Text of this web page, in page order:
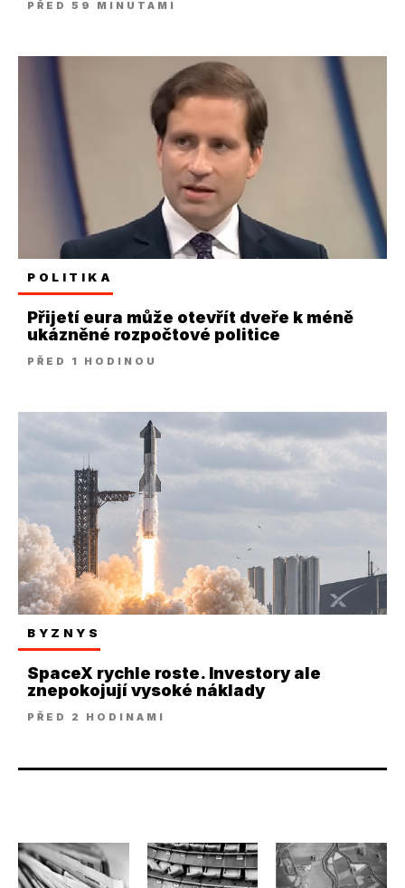
PŘED 59 MINUTAMI
POLITIKA
Přijetí eura může otevřít dveře k méně
ukázněné rozpočtové politice
PŘED 1 HODINOU
BYZNYS
SpaceX rychle roste. Investory ale
znepokojují vysoké náklady
PŘED 2 HODINAMI